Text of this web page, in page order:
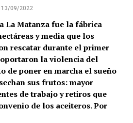
13/09/2022
La Matanza fue la fábrica
y media que los
rescatar durante el primer
la violencia del
de poner en marcha el sueño
sus frutos: mayor
de trabajo y retiros que
de los aceiteros. Por